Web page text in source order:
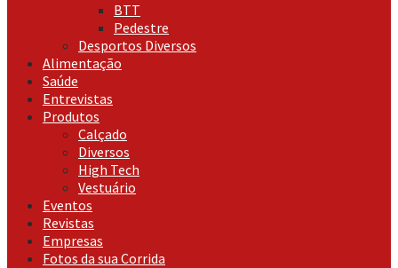
BTT
Pedestre
Desportos Diversos
Alimentação
Saúde
Entrevistas
Produtos
Calçado
Diversos
High Tech
Vestuário
Eventos
Revistas
Empresas
Fotos da sua Corrida